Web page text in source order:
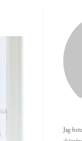
Jag